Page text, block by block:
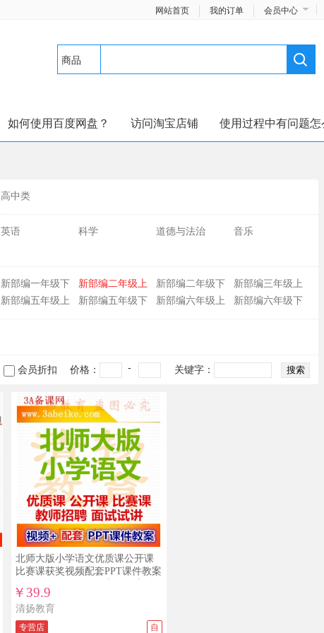
网站首页 我的订单 会员中心
商品
如何使用百度网盘？ 访问淘宝店铺 使用过程中有问题怎
高中类
英语 科学 道德与法治
音乐
新部编一年级下
册
新部编二年级上
册
新部编二年级下
册
新部编三年级上
册
新部编五年级上
新部编五年级下
新部编六年级上
新部编六年级下
会员折扣 价格： - 关键字：
北师大版小学语文优质课公开课
比赛课获奖视频配套PPT课件教案
下册下载
￥39.9
清扬教育
专营店 自